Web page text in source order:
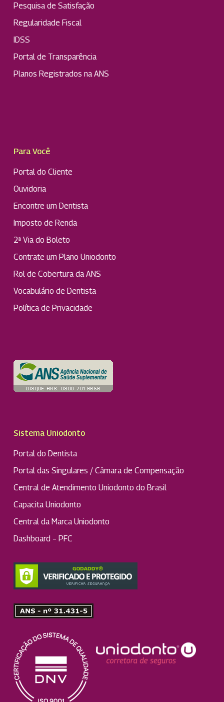
Pesquisa de Satisfação
Regularidade Fiscal
IDSS
Portal de Transparência
Planos Registrados na ANS
Para Você
Portal do Cliente
Ouvidoria
Encontre um Dentista
Imposto de Renda
2ª Via do Boleto
Contrate um Plano Uniodonto
Rol de Cobertura da ANS
Vocabulário de Dentista
Política de Privacidade
Sistema Uniodonto
Portal do Dentista
Portal das Singulares / Câmara de Compensação
Central de Atendimento Uniodonto do Brasil
Capacita Uniodonto
Central da Marca Uniodonto
Dashboard – PFC